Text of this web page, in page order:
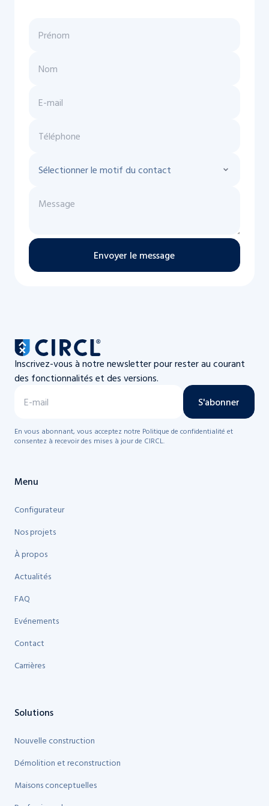
Envoyer le message
Inscrivez-vous à notre newsletter pour rester au courant
des fonctionnalités et des versions.
S'abonner
En vous abonnant, vous acceptez notre Politique de confidentialité et
consentez à recevoir des mises à jour de CIRCL.
Menu
Configurateur
Nos projets
À propos
Actualités
FAQ
Evénements
Contact
Carrières
Solutions
Nouvelle construction
Démolition et reconstruction
Maisons conceptuelles